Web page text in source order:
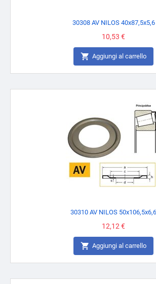
30308 AV NILOS 40x87,5x5,6
Prezzo
10,53 €
 Aggiungi al carrello
30310 AV NILOS 50x106,5x6,6
Prezzo
12,12 €
 Aggiungi al carrello